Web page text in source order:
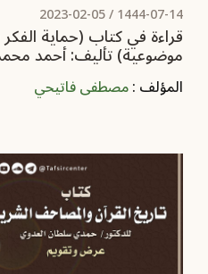
1444-07-14 /
2023-02-05
قراءة في كتاب (حماية
موضوعية) تأليف: أحمد
المؤلف :مصطفى فاتيحي